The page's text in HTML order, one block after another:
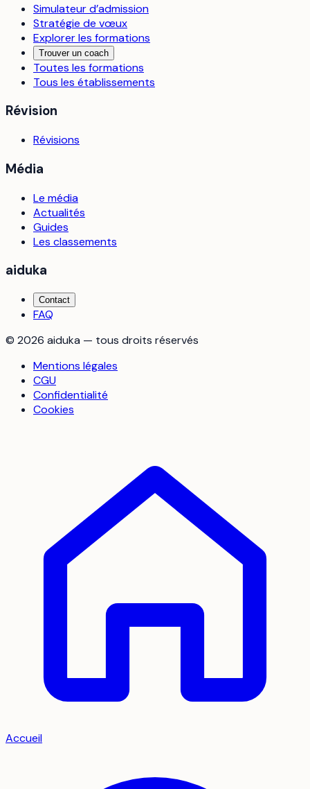
Simulateur d’admission
Stratégie de vœux
Explorer les formations
Trouver un coach
Toutes les formations
Tous les établissements
Révision
Révisions
Média
Le média
Actualités
Guides
Les classements
aiduka
Contact
FAQ
© 2026 aiduka — tous droits réservés
Mentions légales
CGU
Confidentialité
Cookies
Accueil